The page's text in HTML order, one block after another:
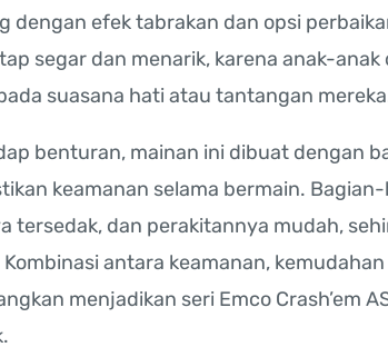
dengan efek tabrakan dan opsi
segar dan menarik, karena anak-
suasana hati atau tantangan
benturan, mainan ini dibuat dengan
keamanan selama bermain.
tersedak, dan perakitannya mudah,
antara keamanan,
menjadikan seri Emco Crash’em